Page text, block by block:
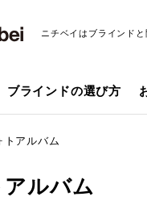
ニチベイはブラインド
ブラインドの選び方
トアルバム
ルバム